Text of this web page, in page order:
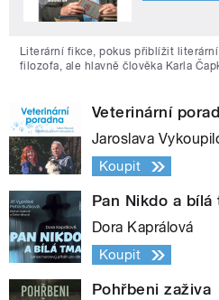
Literární fikce, pokus přiblížit
filozofa, ale hlavně člověka Karla
Veterinární
Jaroslava
Koupit
Pan Nikdo a bílá
Dora Kaprálová
Koupit
Pohřbeni zaživa